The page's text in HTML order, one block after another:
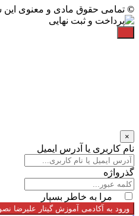
© تمامی حقوق مادی و معنوی
×
نام کاربری یا آدرس ایمیل
گذرواژه
مرا به خاطر بسپار
ورود به آکادمی آموزش گیتار علیرضا نصوحی